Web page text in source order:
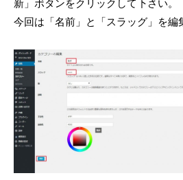
新」ボタンをクリックして下さい。
今回は「名前」と「スラッグ」を編